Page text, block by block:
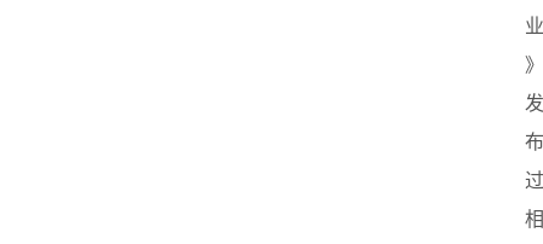
业
》
发
布
过
相